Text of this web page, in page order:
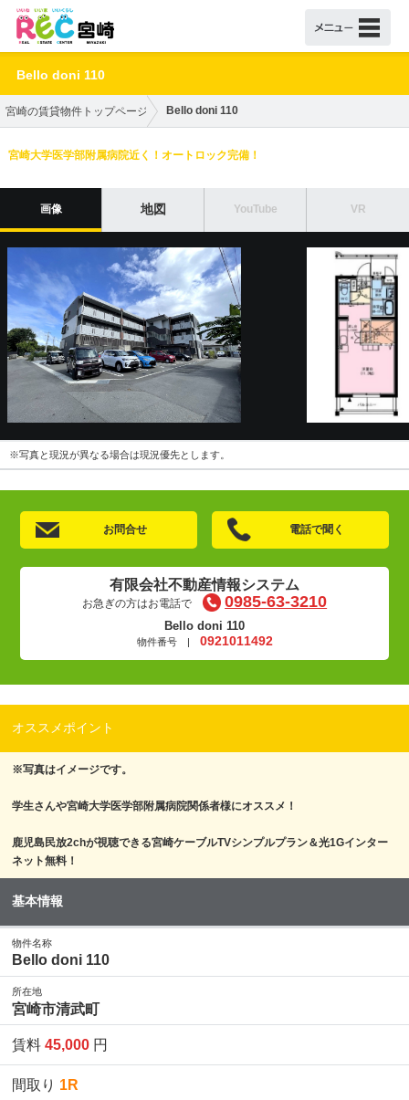
Bello doni 110
宮崎の賃貸物件トップページ Bello doni 110
宮崎大学医学部附属病院近く！オートロック完備！
画像 地図 YouTube VR
※写真と現況が異なる場合は現況優先とします。
お問合せ 電話で聞く
有限会社不動産情報システム
お急ぎの方はお電話で 0985-63-3210
Bello doni 110
物件番号 | 0921011492
オススメポイント
※写真はイメージです。
学生さんや宮崎大学医学部附属病院関係者様にオススメ！
鹿児島民放2chが視聴できる宮崎ケーブルTVシンプルプラン＆光1Gインター
ネット無料！
基本情報
物件名称
Bello doni 110
所在地
宮崎市清武町
賃料45,000 円
間取り 1R